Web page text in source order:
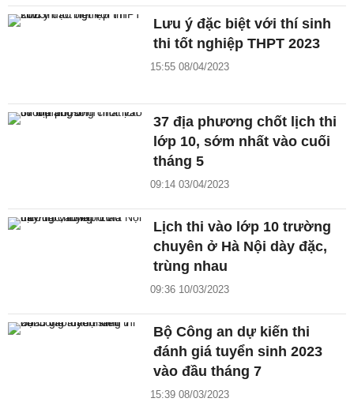
Lưu ý đặc biệt với thí sinh
thi tốt nghiệp THPT 2023
15:55 08/04/2023
37 địa phương chốt lịch thi
lớp 10, sớm nhất vào cuối
tháng 5
09:14 03/04/2023
Lịch thi vào lớp 10 trường
chuyên ở Hà Nội dày đặc,
trùng nhau
09:36 10/03/2023
Bộ Công an dự kiến thi
đánh giá tuyển sinh 2023
vào đầu tháng 7
15:39 08/03/2023